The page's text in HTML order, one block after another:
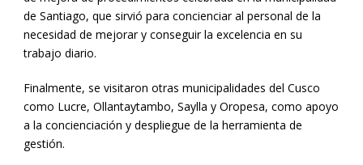
de Santiago, que sirvió para concienciar al personal de la
necesidad de mejorar y conseguir la excelencia en su
trabajo diario.
Finalmente, se visitaron otras municipalidades del Cusco
como Lucre, Ollantaytambo, Saylla y Oropesa, como apoyo
a la concienciación y despliegue de la herramienta de
gestión.